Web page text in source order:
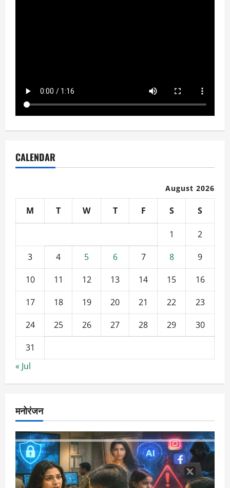
CALENDAR
August 2026
M T W T F S S
1
2
3
4 5 6 7 8
9
10
11 12 13 14 15
16
17
18 19 20 21 22
23
24
25 26 27 28 29
30
31
« Jul
मनोरंजन